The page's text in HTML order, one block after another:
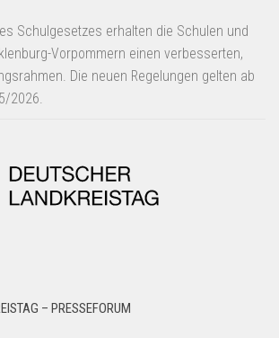
Schulgesetzes erhalten die Schulen und
Vorpommern einen verbesserten,
Die neuen Regelungen gelten ab
2026.
– PRESSEFORUM